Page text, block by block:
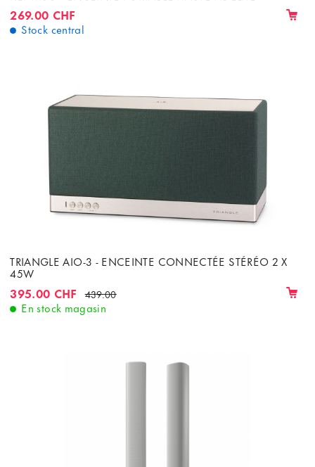
269.00 CHF
Stock central
TRIANGLE AIO-3 - ENCEINTE CONNECTÉE STÉRÉO 2 X
45W
395.00 CHF 439.00
En stock magasin